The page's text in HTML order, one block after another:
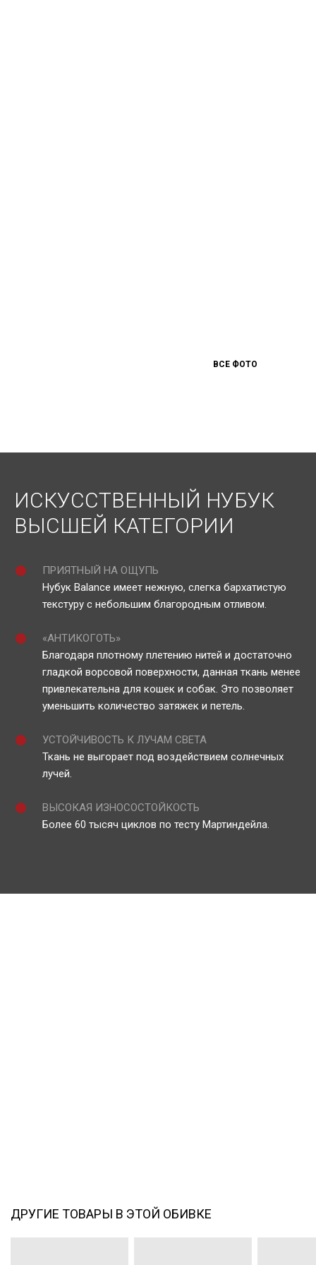
ВСЕ ФОТО
ИСКУССТВЕННЫЙ НУБУК
ВЫСШЕЙ КАТЕГОРИИ
ПРИЯТНЫЙ НА ОЩУПЬ
Нубук Balance имеет нежную, слегка бархатистую
текстуру с небольшим благородным отливом.
«АНТИКОГОТЬ»
Благодаря плотному плетению нитей и достаточно
гладкой ворсовой поверхности, данная ткань менее
привлекательна для кошек и собак. Это позволяет
уменьшить количество затяжек и петель.
УСТОЙЧИВОСТЬ К ЛУЧАМ СВЕТА
Ткань не выгорает под воздействием солнечных
лучей.
ВЫСОКАЯ ИЗНОСОСТОЙКОСТЬ
Более 60 тысяч циклов по тесту Мартиндейла.
ДРУГИЕ ТОВАРЫ В ЭТОЙ ОБИВКЕ